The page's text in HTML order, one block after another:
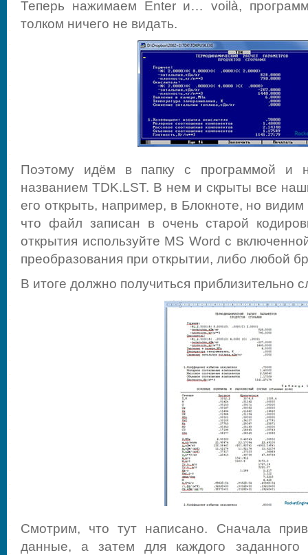
Теперь нажимаем Enter и… voilà,
толком ничего не видать.
Поэтому идём в папку с программой и
названием TDK.LST. В нем и скрыты все
его открыть, например, в Блокноте, но
что файл записан в очень старой
открытия используйте MS Word с
преобразования при открытии, либо любой
В итоге должно получиться приблизительно
Смотрим, что тут написано. Сначала
данные, а затем для каждого